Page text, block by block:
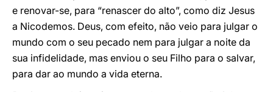
e renovar-se, para “renascer do alto”, como diz Jesus
a Nicodemos. Deus, com efeito, não veio para julgar o
mundo com o seu pecado nem para julgar a noite da
sua infidelidade, mas enviou o seu Filho para o salvar,
para dar ao mundo a vida eterna.